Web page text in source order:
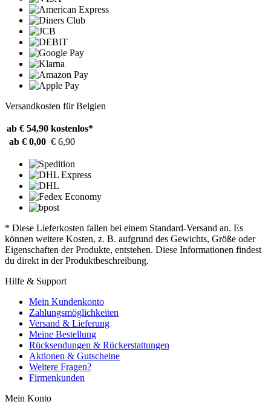
Versandkosten für Belgien
ab € 54,90 kostenlos*
ab € 0,00 € 6,90
* Diese Lieferkosten fallen bei einem Standard-Versand an. Es
können weitere Kosten, z. B. aufgrund des Gewichts, Größe oder
Eigenschaften der Produkte, entstehen. Diese Informationen findest
du direkt in der Produktbeschreibung.
Hilfe & Support
Mein Kundenkonto
Zahlungsmöglichkeiten
Versand & Lieferung
Meine Bestellung
Rücksendungen & Rückerstattungen
Aktionen & Gutscheine
Weitere Fragen?
Firmenkunden
Mein Konto